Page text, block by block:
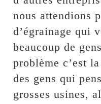
nous attendions
d’égrainage qui
beaucoup de
problème c’est
des gens qui
grosses usines,